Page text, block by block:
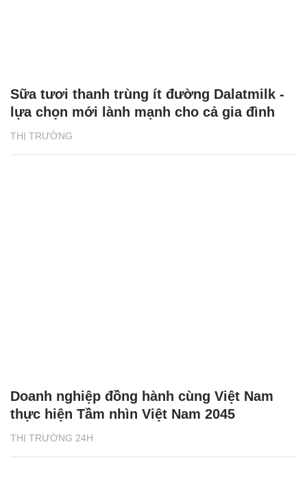
THỊ TRƯỜNG
Sữa tươi thanh trùng ít đường Dalatmilk -
lựa chọn mới lành mạnh cho cả gia đình
THỊ TRƯỜNG 24H
Doanh nghiệp đồng hành cùng Việt Nam
thực hiện Tầm nhìn Việt Nam 2045